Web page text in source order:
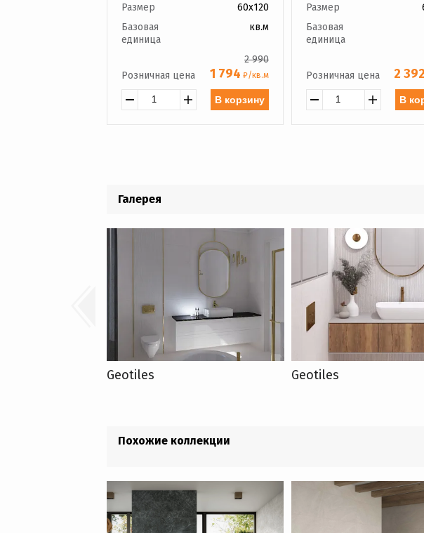
Размер
60x120
Базовая
единица
кв.м
Розничная цена
2 990
1 794 ₽/кв.м
В корзину
Размер
Базовая
единица
Розничная цена 2
В
Галерея
Geotiles Geotiles
Похожие коллекции